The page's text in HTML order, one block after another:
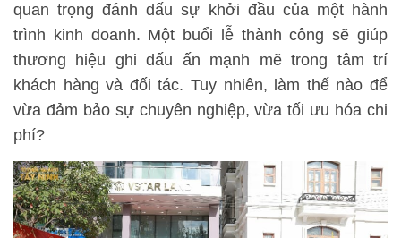
quan trọng đánh dấu sự khởi đầu của một hành
trình kinh doanh. Một buổi lễ thành công sẽ giúp
thương hiệu ghi dấu ấn mạnh mẽ trong tâm trí
khách hàng và đối tác. Tuy nhiên, làm thế nào để
vừa đảm bảo sự chuyên nghiệp, vừa tối ưu hóa chi
phí?